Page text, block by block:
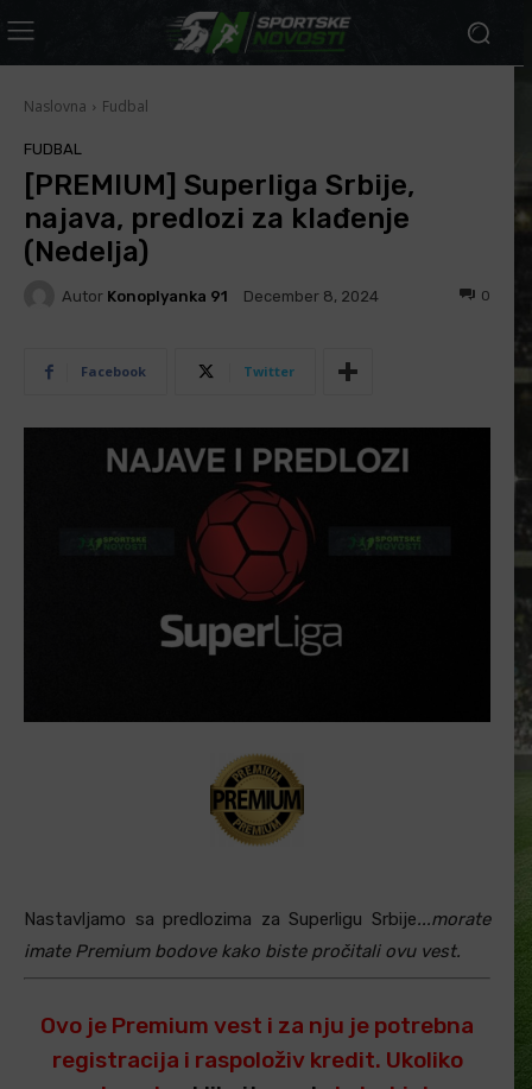
Naslovna Fudbal
FUDBAL
[PREMIUM] Superliga Srbije,
najava, predlozi za klađenje
(Nedelja)
Autor Konoplyanka 91 December 8, 2024 0
Facebook Twitter
Nastavljamo sa predlozima za Superligu Srbije...morate
imate Premium bodove kako biste pročitali ovu vest.
Ovo je Premium vest i za nju je potrebna
registracija i raspoloživ kredit. Ukoliko